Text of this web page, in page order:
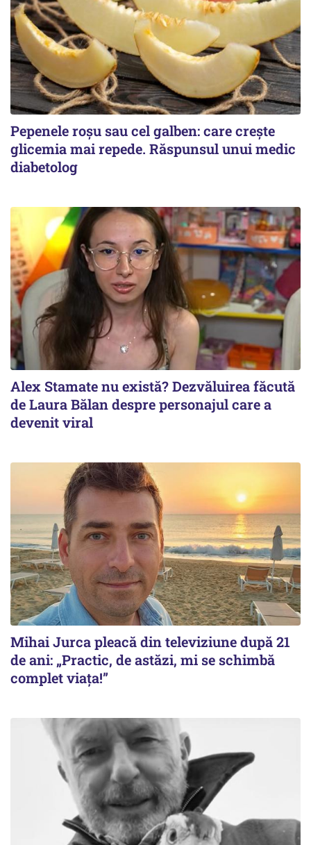
Pepenele roșu sau cel galben: care crește
glicemia mai repede. Răspunsul unui medic
diabetolog
Alex Stamate nu există? Dezvăluirea făcută
de Laura Bălan despre personajul care a
devenit viral
Mihai Jurca pleacă din televiziune după 21
de ani: „Practic, de astăzi, mi se schimbă
complet viața!”